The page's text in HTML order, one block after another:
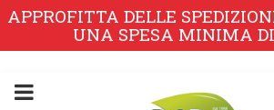
APPROFITTA DELLE
UNA SPESA MINIMA